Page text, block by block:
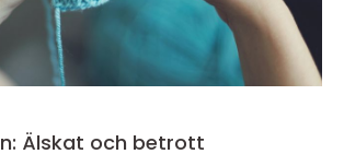
Älskat och betrott